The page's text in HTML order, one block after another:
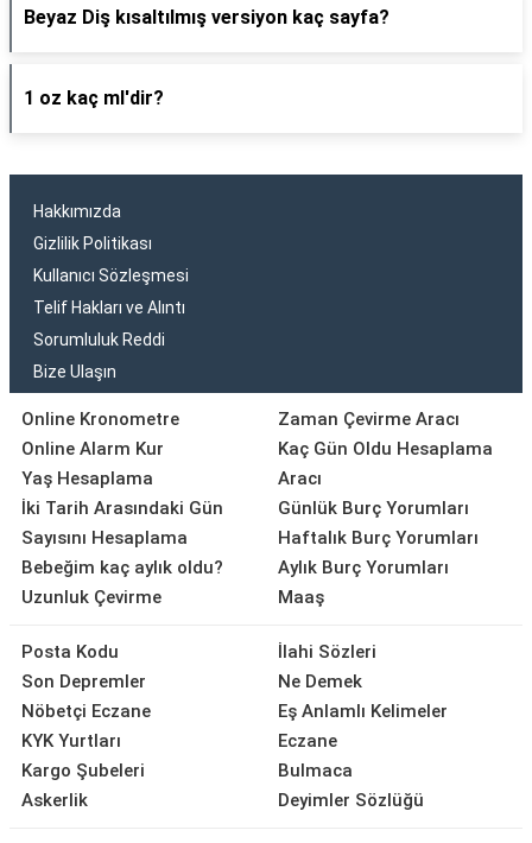
Beyaz Diş kısaltılmış versiyon kaç sayfa?
1 oz kaç ml'dir?
Hakkımızda
Gizlilik Politikası
Kullanıcı Sözleşmesi
Telif Hakları ve Alıntı
Sorumluluk Reddi
Bize Ulaşın
Online Kronometre
Online Alarm Kur
Yaş Hesaplama
İki Tarih Arasındaki Gün
Sayısını Hesaplama
Bebeğim kaç aylık oldu?
Uzunluk Çevirme
Zaman Çevirme Aracı
Kaç Gün Oldu Hesaplama
Aracı
Günlük Burç Yorumları
Haftalık Burç Yorumları
Aylık Burç Yorumları
Maaş
Posta Kodu
Son Depremler
Nöbetçi Eczane
KYK Yurtları
Kargo Şubeleri
Askerlik
İlahi Sözleri
Ne Demek
Eş Anlamlı Kelimeler
Eczane
Bulmaca
Deyimler Sözlüğü